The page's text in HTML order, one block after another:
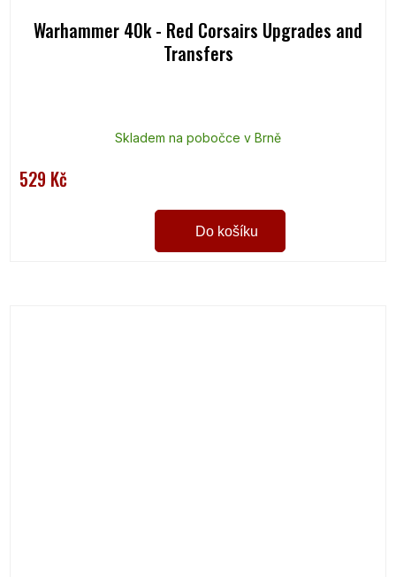
Warhammer 40k - Red Corsairs Upgrades and
Transfers
Skladem na pobočce v Brně
529 Kč
Do košíku